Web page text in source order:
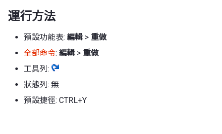
運行方法
預設功能表: 編輯 > 重做
全部命令: 編輯 > 重做
工具列:
狀態列: 無
預設捷徑: CTRL+Y